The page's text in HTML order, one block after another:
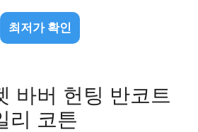
최저가 확인
바버 헌팅 반코트
리 코튼